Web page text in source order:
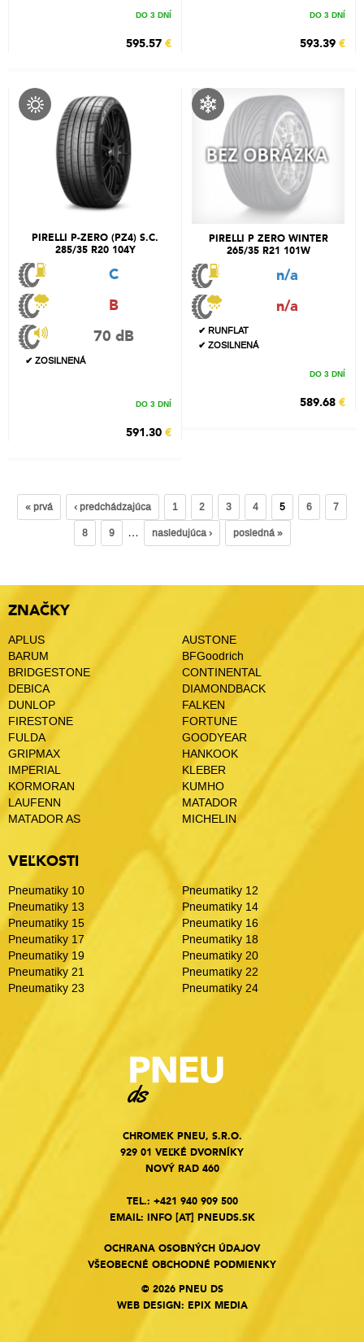
DO 3 DNÍ
595.57 €
DO 3 DNÍ
593.39 €
PIRELLI P-ZERO (PZ4) S.C.
285/35 R20 104Y
C
B
70 dB
✔ ZOSILNENÁ
DO 3 DNÍ
591.30 €
PIRELLI P ZERO WINTER
265/35 R21 101W
n/a
n/a
✔ RUNFLAT
✔ ZOSILNENÁ
DO 3 DNÍ
589.68 €
« prvá ‹ predchádzajúca 1 2 3 4 5 6
7
8
9 … nasledujúca › posledná »
ZNAČKY
APLUS
AUSTONE
BARUM
BFGoodrich
BRIDGESTONE
CONTINENTAL
DEBICA
DIAMONDBACK
DUNLOP
FALKEN
FIRESTONE
FORTUNE
FULDA
GOODYEAR
GRIPMAX
HANKOOK
IMPERIAL
KLEBER
KORMORAN
KUMHO
LAUFENN
MATADOR
MATADOR AS
MICHELIN
VEĽKOSTI
Pneumatiky 10
Pneumatiky 12
Pneumatiky 13
Pneumatiky 14
Pneumatiky 15
Pneumatiky 16
Pneumatiky 17
Pneumatiky 18
Pneumatiky 19
Pneumatiky 20
Pneumatiky 21
Pneumatiky 22
Pneumatiky 23
Pneumatiky 24
CHROMEK PNEU, S.R.O.
929 01 VEĽKÉ DVORNÍKY
NOVÝ RAD 460
TEL.: +421 940 909 500
EMAIL: INFO[AT] PNEUDS.SK
OCHRANA OSOBNÝCH ÚDAJOV
VŠEOBECNÉ OBCHODNÉ PODMIENKY
© 2026 PNEU DS
WEB DESIGN: EPIX MEDIA